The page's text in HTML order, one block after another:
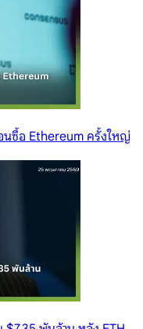
นซื้อ Ethereum ครั้งใหญ่